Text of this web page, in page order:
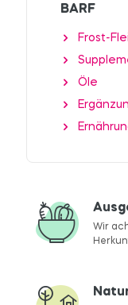
BARF
Frost-
Öle
Wir